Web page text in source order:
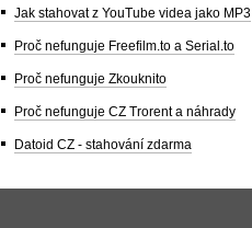
Jak stahovat z YouTube videa jako MP3
Proč nefunguje Freefilm.to a Serial.to
Proč nefunguje Zkouknito
Proč nefunguje CZ Trorent a náhrady
Datoid CZ - stahování zdarma